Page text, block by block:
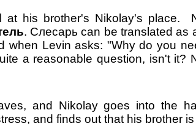
his brother's Nikolay's place.
. Слесарь can be translated as
when Levin asks: "Why do you
a reasonable question, isn't it?
and Nikolay goes into the
and finds out that his brother